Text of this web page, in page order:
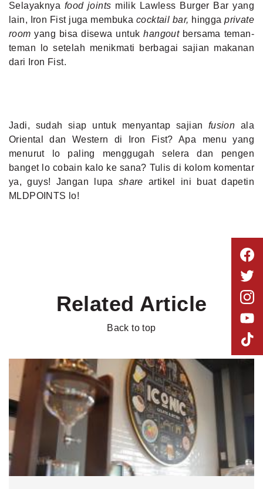
Selayaknya food joints milik Lawless Burger Bar yang
lain, Iron Fist juga membuka cocktail bar, hinggaprivate
room yang bisa disewa untukhangoutbersama teman-
teman lo setelah menikmati berbagai sajian makanan
dari Iron Fist.
Jadi, sudah siap untuk menyantap sajian fusion ala
Oriental dan Western di Iron Fist? Apa menu yang
menurut lo paling menggugah selera dan pengen
banget lo cobain kalo ke sana? Tulis di kolom komentar
ya, guys! Jangan lupa shareartikel ini buat dapetin
MLDPOINTS lo!
Related Article
Back to top